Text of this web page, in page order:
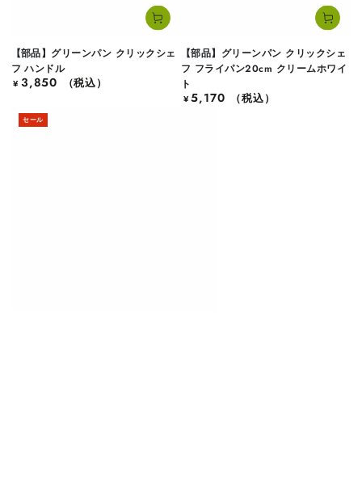
【部品】グリーンパン クリックシェ
フ ハンドル
定
¥ 3,850 （税込）
【部品】グリーンパン クリックシェ
フ フライパン20cm クリームホワイ
ト
定
¥5,170 （税込）
セール